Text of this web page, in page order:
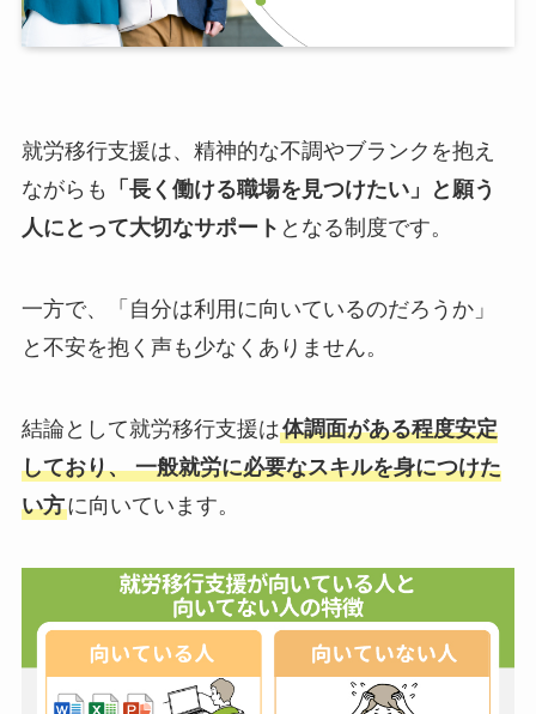
就労移行支援は、精神的な不調やブランクを抱え
ながらも
「長く働ける職場を見つけたい」と願う
人にとって大切なサポート となる制度です。
一方で、「自分は利用に向いているのだろうか」
と不安を抱く声も少なくありません。
結論として就労移行支援は体調面がある程度安定
しており、 一般就労に必要なスキルを身につけた
い方に向いています。